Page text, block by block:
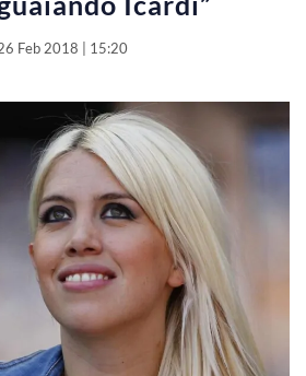
Feb 2018 | 15:20